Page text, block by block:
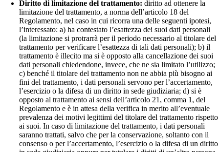
Diritto di limitazione del trattamento: diritto ad ottenere la
limitazione del trattamento, a norma dell’articolo 18 del
Regolamento, nel caso in cui ricorra una delle seguenti ipotesi,
l’interessato: a) ha contestato l’esattezza dei suoi dati personali
(la limitazione si protrarrà per il periodo necessario al titolare del
trattamento per verificare l’esattezza di tali dati personali); b) il
trattamento è illecito ma si è opposto alla cancellazione dei suoi
dati personali chiedendone, invece, che ne sia limitato l’utilizzo;
c) benché il titolare del trattamento non ne abbia più bisogno ai
fini del trattamento, i dati personali servono per l’accertamento,
l’esercizio o la difesa di un diritto in sede giudiziaria; d) si è
opposto al trattamento ai sensi dell’articolo 21, comma 1, del
Regolamento e è in attesa della verifica in merito all’eventuale
prevalenza dei motivi legittimi del titolare del trattamento rispetto
ai suoi. In caso di limitazione del trattamento, i dati personali
saranno trattati, salvo che per la conservazione, soltanto con il
consenso o per l’accertamento, l’esercizio o la difesa di un diritto